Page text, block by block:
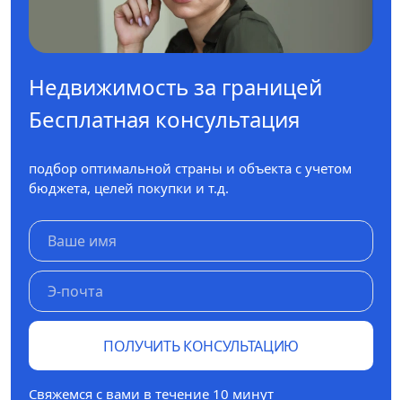
Недвижимость за границей
Бесплатная консультация
подбор оптимальной страны и объекта с учетом
бюджета, целей покупки и т.д.
ПОЛУЧИТЬ КОНСУЛЬТАЦИЮ
Свяжемся с вами в течение 10 минут